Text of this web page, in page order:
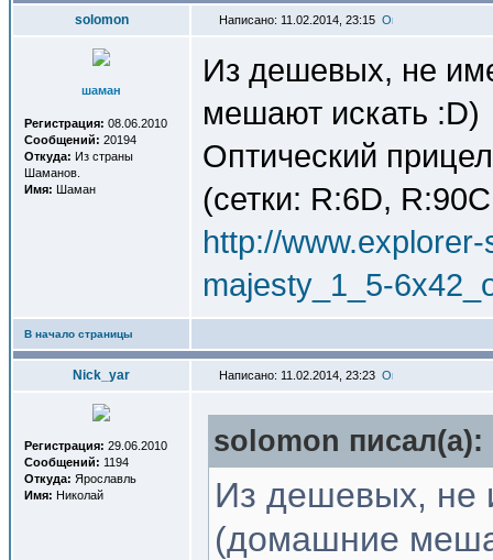
solomon Написано: 11.02.2014, 23:15
шаман
Регистрация: 08.06.2010
Сообщений: 20194
Откуда: Из страны
Шаманов.
Имя: Шаман
Из дешевых, не
мешают искать :D)
Оптический
(сетки: R:6D,
http://
majesty_1_5-
В начало страницы
Nick_yar Написано: 11.02.2014, 23:23
Регистрация: 29.06.2010
Сообщений: 1194
Откуда: Ярославль
Имя: Николай
solomon писал(a):
Из дешевых, не
(домашние